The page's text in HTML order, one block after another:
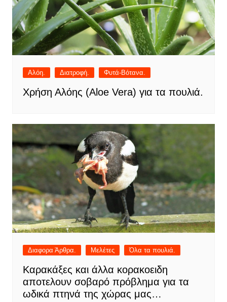
Αλόη. Διατροφή. Φυτά-Βότανα.
Χρήση Αλόης (Aloe Vera) για τα πουλιά.
Διαφορα Άρθρα. Μελέτες Όλα τα πουλιά.
Καρακάξες και άλλα κορακοειδη
αποτελουν σοβαρό πρόβλημα για τα
ωδικά πτηνά της χώρας μας…